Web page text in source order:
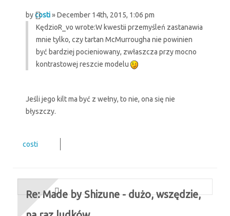
bycosti» December 14th, 2015, 1:06 pm
KędzioR_vo wrote:W kwestii przemyśleń zastanawia
mnie tylko, czy tartan McMurrougha nie powinien
być bardziej pocieniowany, zwłaszcza przy mocno
kontrastowej reszcie modelu
Jeśli jego kilt ma być z wełny, to nie, ona się nie
błyszczy.
costi
Re: Made by Shizune - dużo, wszędzie,